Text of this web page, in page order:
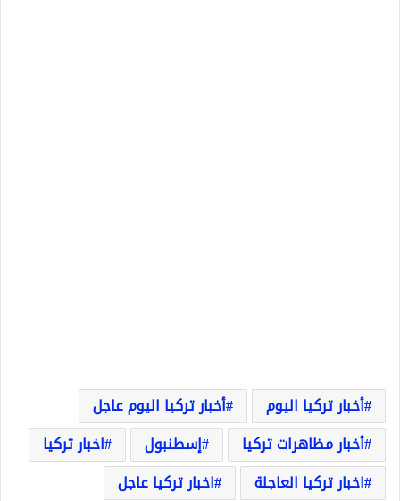
أخبار تركيا اليوم
أخبار تركيا اليوم عاجل
أخبار مظاهرات تركيا
إسطنبول
اخبار تركيا
اخبار تركيا العاجلة
اخبار تركيا عاجل